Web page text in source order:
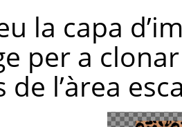
la capa
per a
de l’àrea